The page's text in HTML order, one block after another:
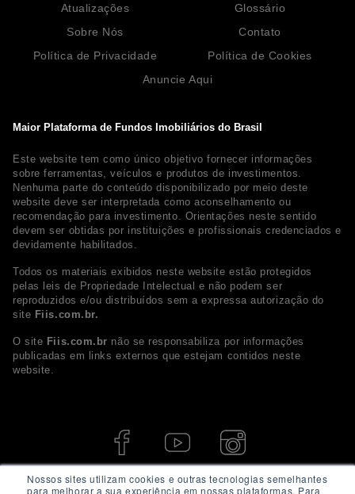
Nossos sites utilizam cookies e outras tecnologias semelhantes
para melhorar a sua experiência em nossas plataformas. Para
Maior Plataforma de Fundos Imobiliários do Brasil
Este website tem como único objetivo fornecer informações
sobre ferramentas, veículos e produtos de investimentos.
Nenhuma parte do conteúdo disponibilizado por meio deste
website deve ser interpretada como aconselhamento ou
recomendação para investimento. Orientações neste sentido
devem ser obtidas por instituições e profissionais credenciados e
devidamente habilitados.
Todos os materiais exibidos neste website estão protegidos
pelas leis de Propriedade Intelectual e não podem ser
reproduzidos e/ou distribuídos sem a expressa autorização do
site Fiis.com.br.
O site Fiis.com.br não se responsabiliza por informações
publicadas em links externos que estejam contidos neste
website.
Atualizações
Glossário
Sobre Nós
Contato
Política de Privacidade
Política de Cookies
Anuncie Aqui